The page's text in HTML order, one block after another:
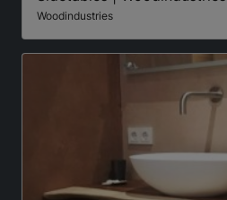
Woodindustries